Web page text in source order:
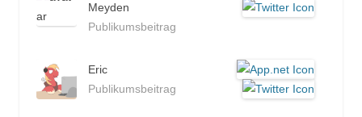
Meyden
Publikumsbeitrag
Eric
Publikumsbeitrag